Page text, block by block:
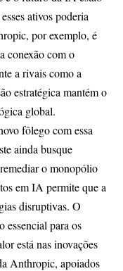
ativos poderia
por exemplo, é
conexão com o
a rivais como a
estratégica mantém o
global.
fôlego com essa
ainda busque
o monopólio
em IA permite que a
disruptivas. O
essencial para os
está nas inovações
Anthropic, apoiados